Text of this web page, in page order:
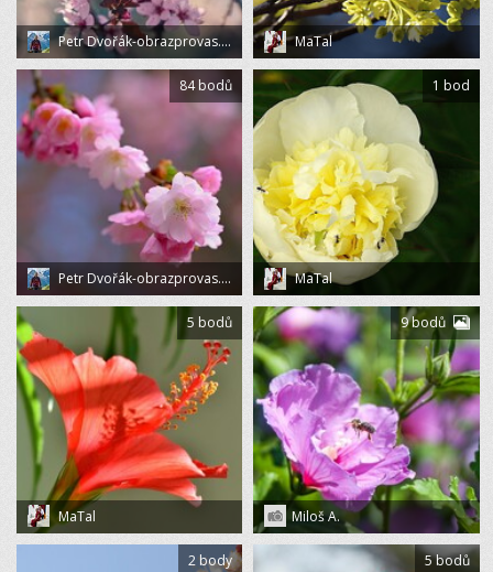
Petr Dvořák-obrazprovas.cz MaTal
Petr Dvořák-obrazprovas.cz
84 bodů
MaTal
1 bod
MaTal
5 bodů
Miloš A.
9 bodů
2 body 5 bodů